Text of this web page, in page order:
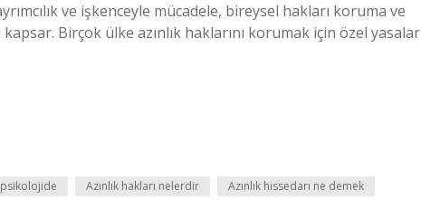
ve işkenceyle mücadele, bireysel hakları koruma ve
Birçok ülke azınlık haklarını korumak için özel yasalar
psikolojide Azınlık hakları nelerdir Azınlık hissedarı ne demek